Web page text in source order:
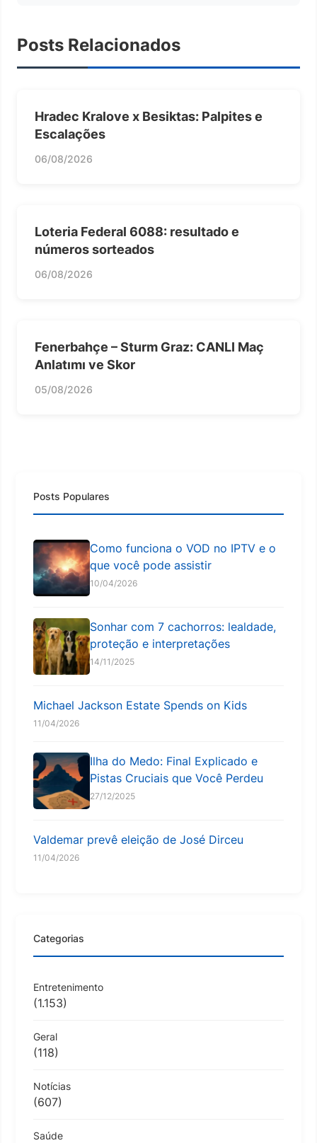
Posts Relacionados
Hradec Kralove x Besiktas: Palpites e
Escalações
06/08/2026
Loteria Federal 6088: resultado e
números sorteados
06/08/2026
Fenerbahçe – Sturm Graz: CANLI Maç
Anlatımı ve Skor
05/08/2026
Posts Populares
Como funciona o VOD no IPTV e o
que você pode assistir
10/04/2026
Sonhar com 7 cachorros: lealdade,
proteção e interpretações
14/11/2025
Michael Jackson Estate Spends on Kids
11/04/2026
Ilha do Medo: Final Explicado e
Pistas Cruciais que Você Perdeu
27/12/2025
Valdemar prevê eleição de José Dirceu
11/04/2026
Categorias
Entretenimento
(1.153)
Geral
(118)
Notícias
(607)
Saúde